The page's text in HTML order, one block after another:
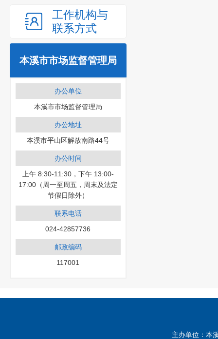
工作机构与
联系方式
本溪市市场监督管理局
办公单位
本溪市市场监督管理局
办公地址
本溪市平山区解放南路44号
办公时间
上午 8:30-11:30，下午 13:00-
17:00（周一至周五，周末及法定
节假日除外）
联系电话
024-42857736
邮政编码
117001
主办单位：本